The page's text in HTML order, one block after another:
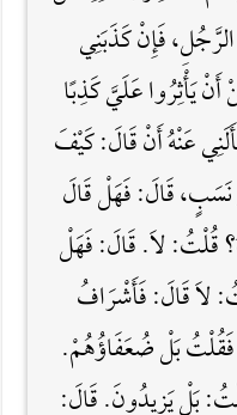
فَإِنْ كَذَبَنِي
أَنْ يَأْثِرُوا عَلَيَّ كَذِبًا
عَنْهُ أَنْ قَالَ: كَيْفَ
نَسَبٍ، قَالَ: فَهَلْ قَالَ
قُلْتُ: لاَ. قَالَ: فَهَلْ
لاَ قَالَ: فَأَشْرَافُ
فَقُلْتُ بَلْ ضُعَفَاؤُهُمْ.
بَلْ يَزِيدُونَ. قَالَ: